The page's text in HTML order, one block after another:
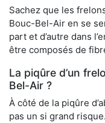
Sachez que les
Bouc-Bel-Air en se
part et d’autre dans
être composés de
La piqûre d’un
Bel-Air ?
À côté de la piqûre
pas un si grand